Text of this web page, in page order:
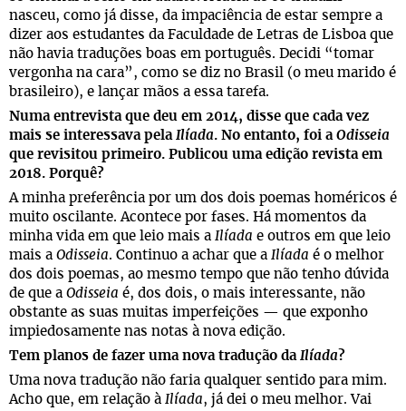
nasceu, como já disse, da impaciência de estar sempre a
dizer aos estudantes da Faculdade de Letras de Lisboa que
não havia traduções boas em português. Decidi “tomar
vergonha na cara”, como se diz no Brasil (o meu marido é
brasileiro), e lançar mãos a essa tarefa.
Numa entrevista que deu em 2014, disse que cada vez
mais se interessava pela Ilíada. No entanto, foi a Odisseia
que revisitou primeiro. Publicou uma edição revista em
2018. Porquê?
A minha preferência por um dos dois poemas homéricos é
muito oscilante. Acontece por fases. Há momentos da
minha vida em que leio mais a Ilíada e outros em que leio
mais a Odisseia. Continuo a achar que a Ilíada é o melhor
dos dois poemas, ao mesmo tempo que não tenho dúvida
de que a Odisseia é, dos dois, o mais interessante, não
obstante as suas muitas imperfeições — que exponho
impiedosamente nas notas à nova edição.
Tem planos de fazer uma nova tradução da Ilíada ?
Uma nova tradução não faria qualquer sentido para mim.
Acho que, em relação à Ilíada, já dei o meu melhor. Vai